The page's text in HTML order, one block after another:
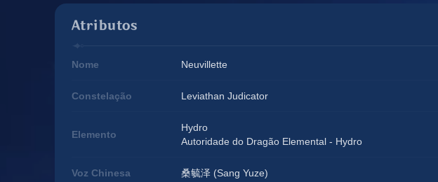
Atributos
Nome Neuvillette
Constelação Leviathan Judicator
Elemento
Hydro
Autoridade do Dragão Elemental - Hydro
Voz Chinesa 桑毓泽 (Sang Yuze)